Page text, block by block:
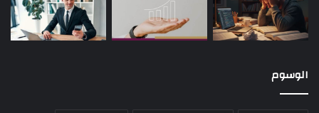
الوسوم